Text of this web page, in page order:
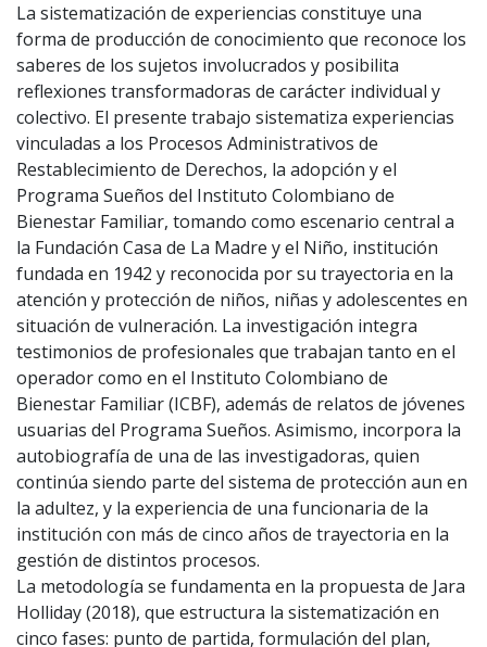
La sistematización de experiencias constituye una
forma de producción de conocimiento que reconoce los
saberes de los sujetos involucrados y posibilita
reflexiones transformadoras de carácter individual y
colectivo. El presente trabajo sistematiza experiencias
vinculadas a los Procesos Administrativos de
Restablecimiento de Derechos, la adopción y el
Programa Sueños del Instituto Colombiano de
Bienestar Familiar, tomando como escenario central a
la Fundación Casa de La Madre y el Niño, institución
fundada en 1942 y reconocida por su trayectoria en la
atención y protección de niños, niñas y adolescentes en
situación de vulneración. La investigación integra
testimonios de profesionales que trabajan tanto en el
operador como en el Instituto Colombiano de
Bienestar Familiar (ICBF), además de relatos de jóvenes
usuarias del Programa Sueños. Asimismo, incorpora la
autobiografía de una de las investigadoras, quien
continúa siendo parte del sistema de protección aun en
la adultez, y la experiencia de una funcionaria de la
institución con más de cinco años de trayectoria en la
gestión de distintos procesos.
La metodología se fundamenta en la propuesta de Jara
Holliday (2018), que estructura la sistematización en
cinco fases: punto de partida, formulación del plan,